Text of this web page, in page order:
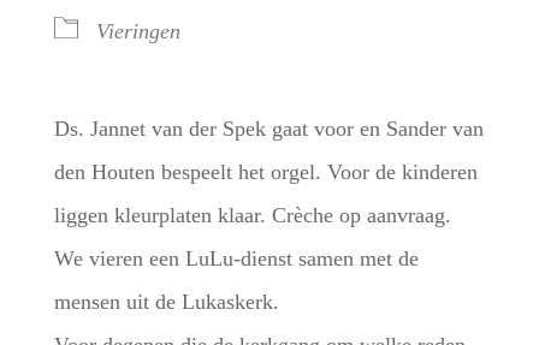
Vieringen
Ds. Jannet van der Spek gaat voor en Sander van
den Houten bespeelt het orgel. Voor de kinderen
liggen kleurplaten klaar. Crèche op aanvraag.
We vieren een LuLu-dienst samen met de
mensen uit de Lukaskerk.